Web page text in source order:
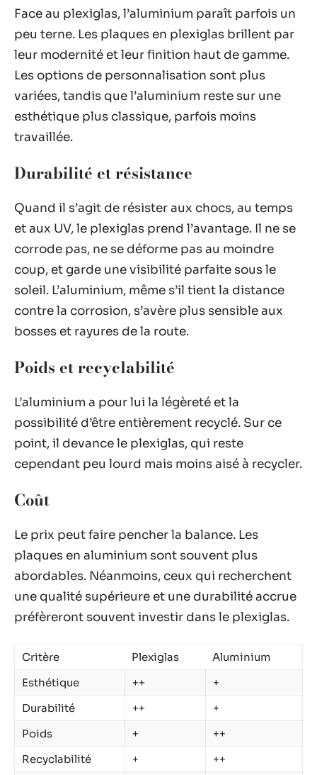
Face au plexiglas, l’aluminium paraît parfois un
peu terne. Les plaques en plexiglas brillent par
leur modernité et leur finition haut de gamme.
Les options de personnalisation sont plus
variées, tandis que l’aluminium reste sur une
esthétique plus classique, parfois moins
travaillée.
Durabilité et résistance
Quand il s’agit de résister aux chocs, au temps
et aux UV, le plexiglas prend l’avantage. Il ne se
corrode pas, ne se déforme pas au moindre
coup, et garde une visibilité parfaite sous le
soleil. L’aluminium, même s’il tient la distance
contre la corrosion, s’avère plus sensible aux
bosses et rayures de la route.
Poids et recyclabilité
L’aluminium a pour lui la légèreté et la
possibilité d’être entièrement recyclé. Sur ce
point, il devance le plexiglas, qui reste
cependant peu lourd mais moins aisé à recycler.
Coût
Le prix peut faire pencher la balance. Les
plaques en aluminium sont souvent plus
abordables. Néanmoins, ceux qui recherchent
une qualité supérieure et une durabilité accrue
préfèreront souvent investir dans le plexiglas.
Critère Plexiglas
Aluminium
Esthétique
++
+
Durabilité
++
+
Poids
+
++
Recyclabilité
+
++